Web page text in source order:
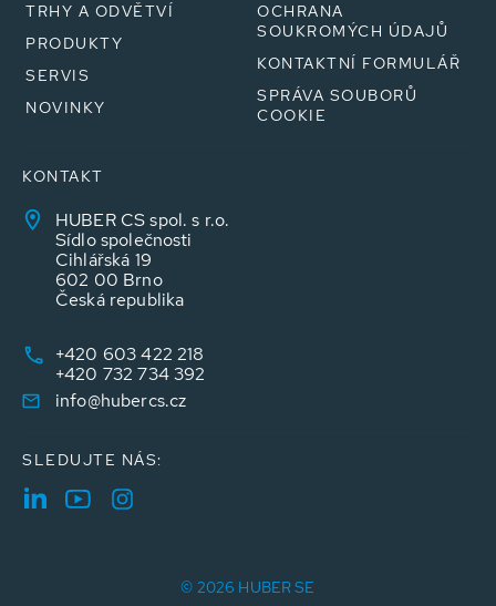
TRHY A ODVĚTVÍ
PRODUKTY
SERVIS
NOVINKY
OCHRANA
SOUKROMÝCH ÚDAJŮ
KONTAKTNÍ FORMULÁŘ
SPRÁVA SOUBORŮ
COOKIE
KONTAKT
HUBER CS spol. s r.o.
Sídlo společnosti
Cihlářská 19
602 00 Brno
Česká republika
+420 603 422 218
+420 732 734 392
info@hubercs.cz
SLEDUJTE NÁS:
© 2026 HUBER SE